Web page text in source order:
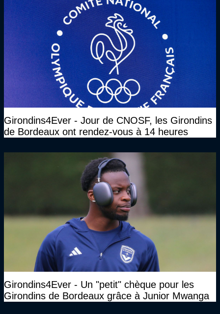
Girondins4Ever - Jour de CNOSF, les Girondins
de Bordeaux ont rendez-vous à 14 heures
Girondins4Ever - Un "petit" chèque pour les
Girondins de Bordeaux grâce à Junior Mwanga